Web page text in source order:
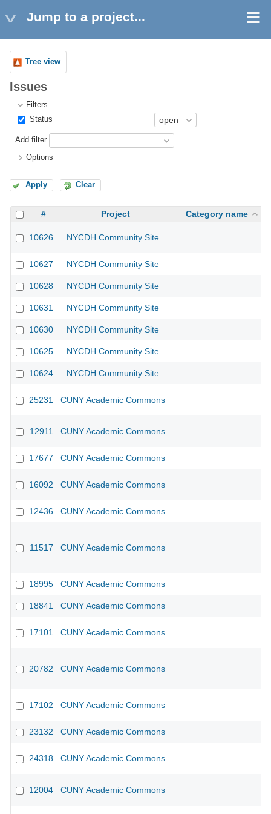
Jump to a project...
Tree view
Issues
Filters
Status
Add filter
Options
Apply Clear
# Project Category name
10626 NYCDH Community Site
10627 NYCDH Community Site
10628 NYCDH Community Site
10631 NYCDH Community Site
10630 NYCDH Community Site
10625 NYCDH Community Site
10624 NYCDH Community Site
25231 CUNY Academic Commons
12911 CUNY Academic Commons
17677 CUNY Academic Commons
16092 CUNY Academic Commons
12436 CUNY Academic Commons
11517 CUNY Academic Commons
18995 CUNY Academic Commons
18841 CUNY Academic Commons
17101 CUNY Academic Commons
20782 CUNY Academic Commons
17102 CUNY Academic Commons
23132 CUNY Academic Commons
24318 CUNY Academic Commons
12004 CUNY Academic Commons